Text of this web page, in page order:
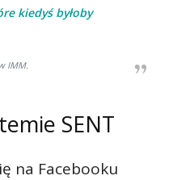
kiedyś byłoby
IMM.
SENT
na Facebooku